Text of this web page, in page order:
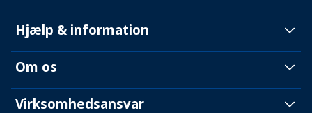
Hjælp & information
Om os
Virksomhedsansvar